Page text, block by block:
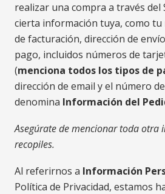
realizar una compra a través del
cierta información tuya, como tu
de facturación, dirección de
pago, incluidos números de
(menciona todos los tipos de
dirección de email y el número
denomina Información del
Asegúrate de mencionar toda otra
recopiles.
Al referirnos a Información
Política de Privacidad, estamos